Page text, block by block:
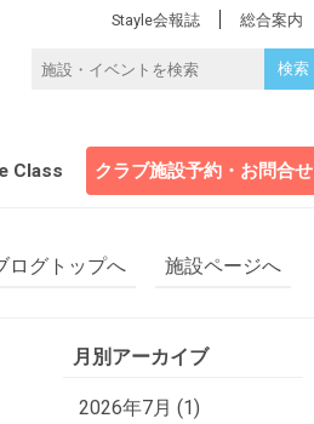
Stayle会報誌 総合案内
Class クラブ施設予約・お問合せ
ログトップへ 施設ページへ
月別アーカイブ
2026年7月 (1)